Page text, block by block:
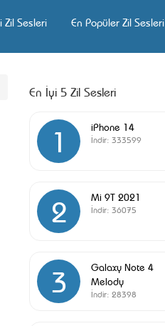
Zil Sesleri En Popüler Zil Sesleri
En İyi 5 Zil Sesleri
1 iPhone 14
İndir: 333599
2 Mi 9T 2021
İndir: 36075
3
Galaxy Note 4
Melody
İndir: 28398